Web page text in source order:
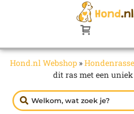
Hond.nl Webshop »
dit ras met een